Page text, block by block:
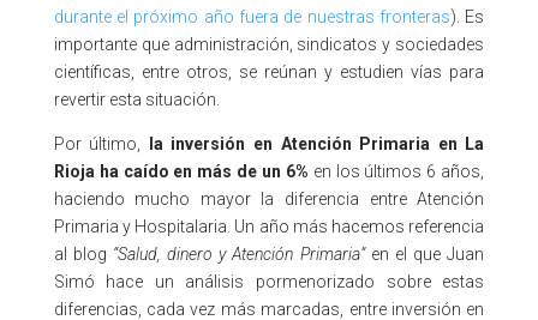
durante el próximo año fuera de nuestras fronteras). Es
importante que administración, sindicatos y sociedades
científicas, entre otros, se reúnan y estudien vías para
revertir esta situación.
Por último, la inversión en Atención Primaria en La
Rioja ha caído en más de un 6% en los últimos 6 años,
haciendo mucho mayor la diferencia entre Atención
Primaria y Hospitalaria. Un año más hacemos referencia
al blog “Salud, dinero y Atención Primaria”en el que Juan
Simó hace un análisis pormenorizado sobre estas
diferencias, cada vez más marcadas, entre inversión en